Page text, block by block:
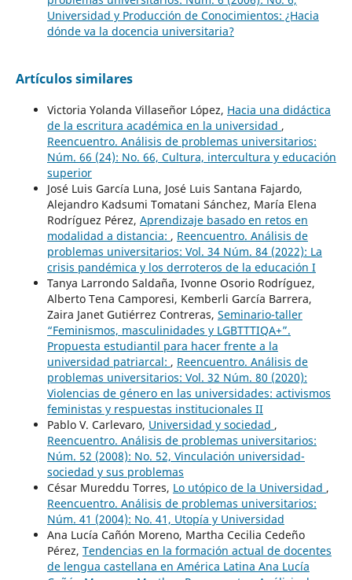
Universidad y Producción de Conocimientos: ¿Hacia
dónde va la docencia universitaria?
Artículos similares
Victoria Yolanda Villaseñor López, Hacia una didáctica
de la escritura académica en la universidad ,
Reencuentro. Análisis de problemas universitarios:
Núm. 66 (24): No. 66, Cultura, intercultura y educación
superior
José Luis García Luna, José Luis Santana Fajardo,
Alejandro Kadsumi Tomatani Sánchez, María Elena
Rodríguez Pérez, Aprendizaje basado en retos en
modalidad a distancia: , Reencuentro. Análisis de
problemas universitarios: Vol. 34 Núm. 84 (2022): La
crisis pandémica y los derroteros de la educación I
Tanya Larrondo Saldaña, Ivonne Osorio Rodríguez,
Alberto Tena Camporesi, Kemberli García Barrera,
Zaira Janet Gutiérrez Contreras, Seminario-taller
“Feminismos, masculinidades y LGBTTTIQA+”.
Propuesta estudiantil para hacer frente a la
universidad patriarcal: , Reencuentro. Análisis de
problemas universitarios: Vol. 32 Núm. 80 (2020):
Violencias de género en las universidades: activismos
feministas y respuestas institucionales II
Pablo V. Carlevaro, Universidad y sociedad ,
Reencuentro. Análisis de problemas universitarios:
Núm. 52 (2008): No. 52, Vinculación universidad-
sociedad y sus problemas
César Mureddu Torres, Lo utópico de la Universidad ,
Reencuentro. Análisis de problemas universitarios:
Núm. 41 (2004): No. 41, Utopía y Universidad
Ana Lucía Cañón Moreno, Martha Cecilia Cedeño
Pérez, Tendencias en la formación actual de docentes
de lengua castellana en América Latina Ana Lucía